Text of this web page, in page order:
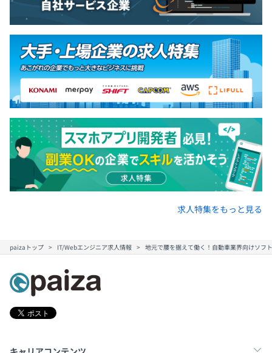
求人特集をもっと見る
paizaトップ IT/Webエンジニア求人情報 地元で腰を据えて働く！自動車業界向けソフ